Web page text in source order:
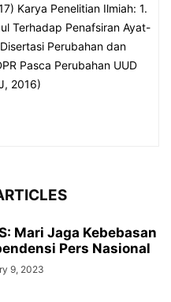
Karya Penelitian Ilmiah: 1.
Terhadap Penafsiran Ayat-
Perubahan dan
Pasca Perubahan UUD
2016)
Mari Jaga Kebebasan
Pers Nasional
9, 2023